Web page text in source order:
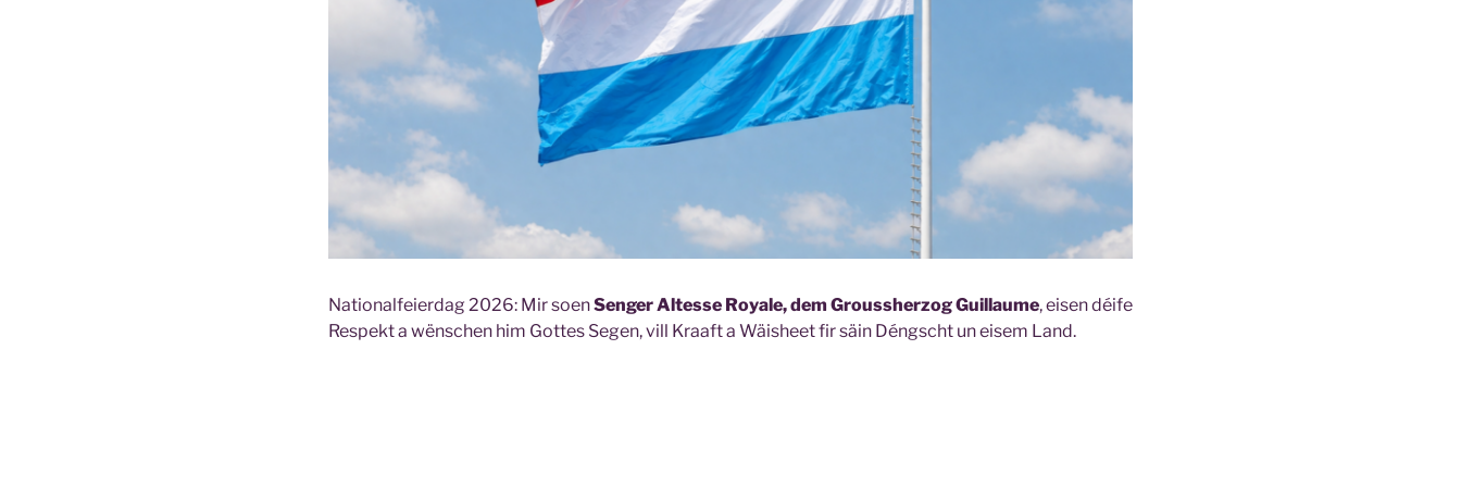
Nationalfeierdag 2026: Mir soenSenger Altesse Royale, dem Groussherzog Guillaume, eisen déife
Respekt a wënschen him Gottes Segen, vill Kraaft a Wäisheet fir säin Déngscht un eisem Land.